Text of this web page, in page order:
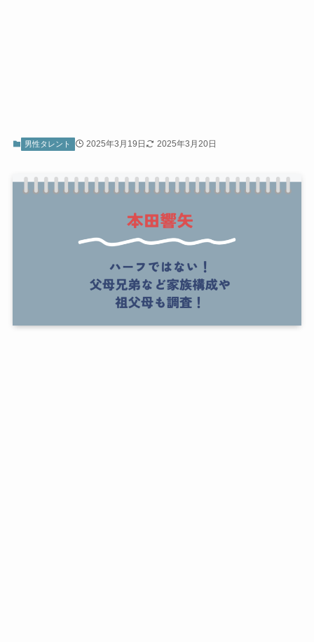
男性タレント 2025年3月19日 2025年3月20日